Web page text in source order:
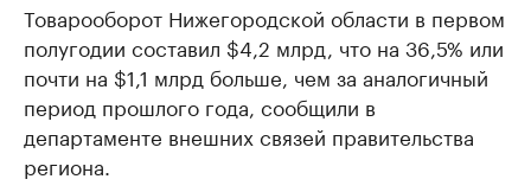
Товарооборот Нижегородской области в первом
полугодии составил $4,2 млрд, что на 36,5% или
почти на $1,1 млрд больше, чем за аналогичный
период прошлого года, сообщили в
департаменте внешних связей правительства
региона.